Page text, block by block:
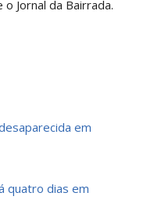
Jornal da Bairrada.
em
quatro dias em